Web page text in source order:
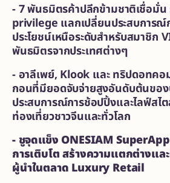
-7 พันธมิตรค้าปลีกข้ามชาติเชื่อมั่
privilege แลกเปลี่ยนประสบการณ์
ประโยชน์เหนือระดับสำหรับสมาชิก
พันธมิตรจากประเทศต่างๆ
-อาลีเพย์, Klook และทริปดอทคอ
กอนที่มียอดจับจ่ายสูงอันดับต้นของ
ประสบการณ์การช้อปปิ้งและไลฟ์สไ
ท่องเที่ยวชาวจีนและทั่วโลก
-ชูจุดแข็ง ONESIAM
การเติบโต สร้างความแตกต่างแล
ผู้นำในตลาด Luxury Retail